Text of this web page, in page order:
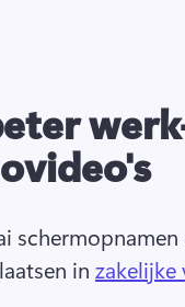
in zakelijke